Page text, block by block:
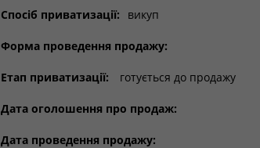
Спосіб приватизації: викуп
Форма проведення продажу:
Етап приватизації: готується до продажу
Дата оголошення про продаж:
Дата проведення продажу: